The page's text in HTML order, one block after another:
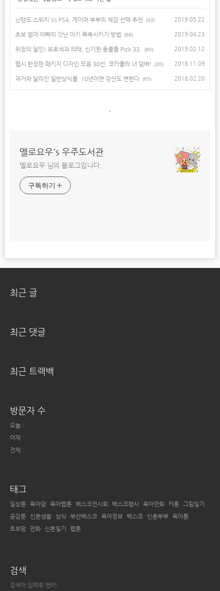
닌텐도 스위치 Vs PS4, 게이머 부부의 체감 선택 추천 (43) 2019.05.22
초보 엄마 아빠의 갓난 아기 목욕시키기 방법 (68) 2019.04.23
위장의 달인! 보호색과 의태, 신기한 동물들 Pick 33. (80) 2019.02.12
펩시 한정판 패키지 디자인 모음 30선, 코카콜라 너 덤벼! (20) 2018.11.09
과거와 달라진 일반상식들, 10년이면 강산도 변한다 (65) 2018.02.20
멜로요우's 우주도서관
멜로요우 님의 블로그입니다.
구독하기
최근 글
최근 댓글
최근 트랙백
방문자 수
오늘 :
어제 :
전체 :
태그
일상툰 육아맘 육아웹툰 벡스코전시회 벡스코행사 육아만화 카툰
그림일기
공감툰 신혼생활 상식 부산벡스코 육아정보 벡스코 신혼부부 육아툰
초보맘
만화 신혼일기 웹툰
검색